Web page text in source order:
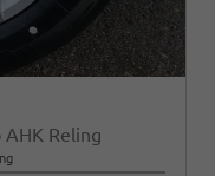
AHK Reling